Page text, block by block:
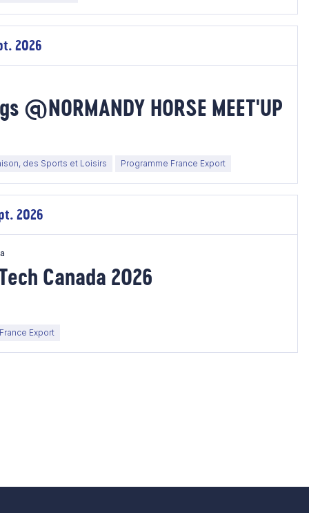
2026
@NORMANDY HORSE MEET'UP
des Sports et Loisirs Programme France Export
2026
Canada 2026
Export